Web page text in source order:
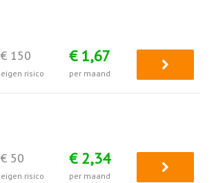
€ 150
eigen risico
€ 1,67
per maand
€ 50
eigen risico
€ 2,34
per maand